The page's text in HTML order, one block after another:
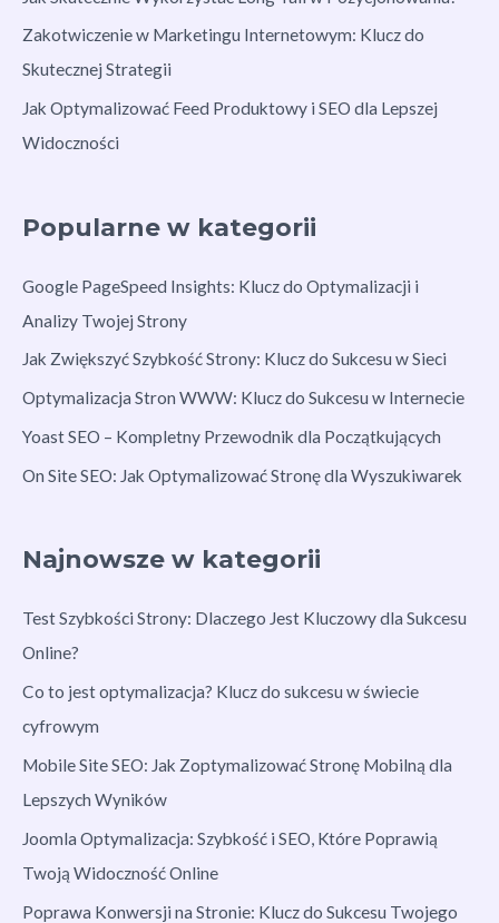
Zakotwiczenie w Marketingu Internetowym: Klucz do
Skutecznej Strategii
Jak Optymalizować Feed Produktowy i SEO dla Lepszej
Widoczności
Popularne w kategorii
Google PageSpeed Insights: Klucz do Optymalizacji i
Analizy Twojej Strony
Jak Zwiększyć Szybkość Strony: Klucz do Sukcesu w Sieci
Optymalizacja Stron WWW: Klucz do Sukcesu w Internecie
Yoast SEO – Kompletny Przewodnik dla Początkujących
On Site SEO: Jak Optymalizować Stronę dla Wyszukiwarek
Najnowsze w kategorii
Test Szybkości Strony: Dlaczego Jest Kluczowy dla Sukcesu
Online?
Co to jest optymalizacja? Klucz do sukcesu w świecie
cyfrowym
Mobile Site SEO: Jak Zoptymalizować Stronę Mobilną dla
Lepszych Wyników
Joomla Optymalizacja: Szybkość i SEO, Które Poprawią
Twoją Widoczność Online
Poprawa Konwersji na Stronie: Klucz do Sukcesu Twojego